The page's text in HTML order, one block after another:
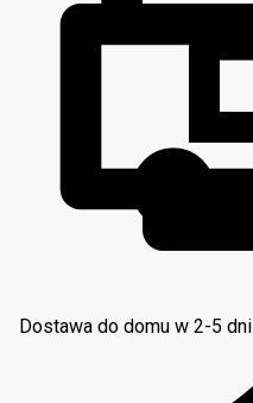
Dostawa do domu w 2-5 dni